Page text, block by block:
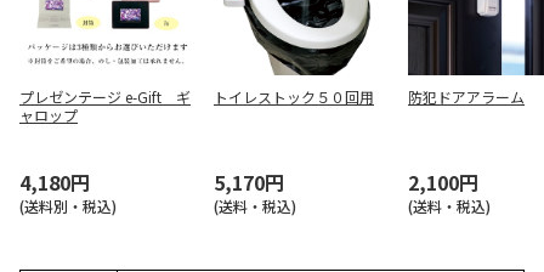
プレゼンテージ e-Gift ギ
ャロップ
4,180円
(送料別・税込)
トイレストック５０回用
5,170円
(送料・税込)
防犯ドアアラーム
2,100円
(送料・税込)